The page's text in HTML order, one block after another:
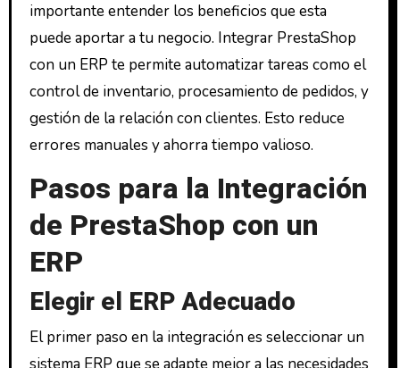
importante entender los beneficios que esta
puede aportar a tu negocio. Integrar PrestaShop
con un ERP te permite automatizar tareas como el
control de inventario, procesamiento de pedidos, y
gestión de la relación con clientes. Esto reduce
errores manuales y ahorra tiempo valioso.
Pasos para la Integración
de PrestaShop con un
ERP
Elegir el ERP Adecuado
El primer paso en la integración es seleccionar un